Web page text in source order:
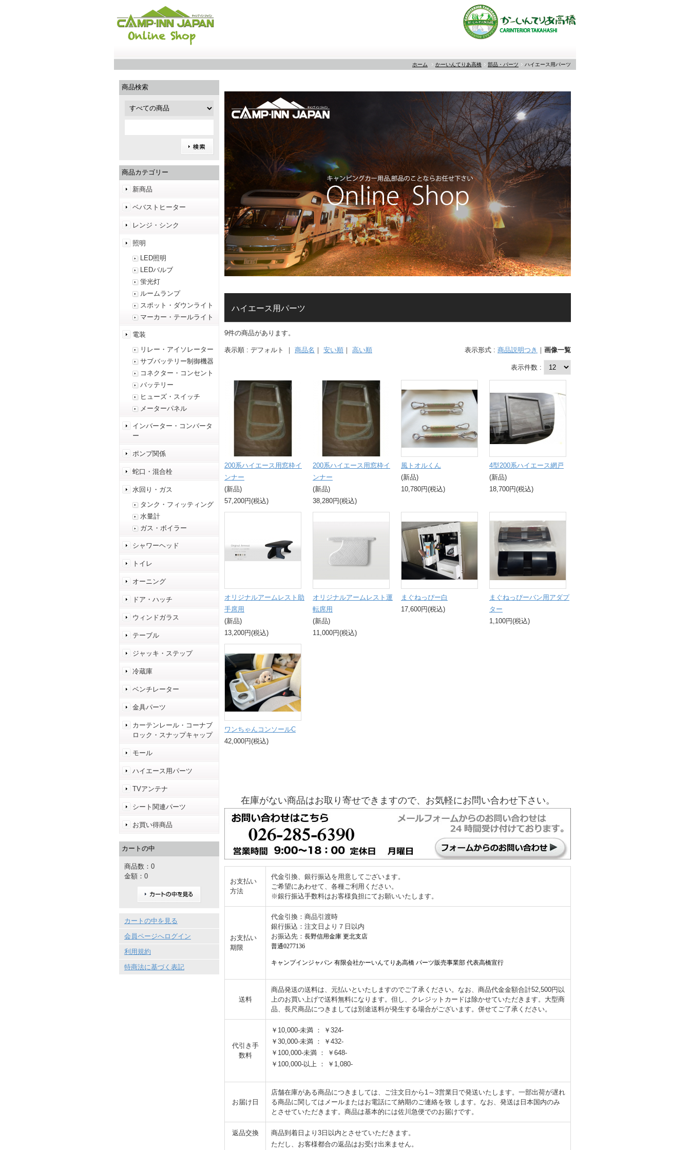
ホーム かーいんてりあ高橋 部品・パーツ ハイエース用パーツ
ハイエース用パーツ
9件の商品があります。
表示順 : デフォルト ｜ 商品名 ｜ 安い順 ｜ 高い順 表示形式 : 商品説明つき ｜ 画像一覧
表示件数 :
200系ハイエース用窓枠イ
ンナー
(新品)
57,200円(税込)
200系ハイエース用窓枠イ
ンナー
(新品)
38,280円(税込)
風トオルくん
(新品)
10,780円(税込)
4型200系ハイエース網戸
(新品)
18,700円(税込)
オリジナルアームレスト助
手席用
(新品)
13,200円(税込)
オリジナルアームレスト運
転席用
(新品)
11,000円(税込)
まぐねっぴー白
17,600円(税込)
まぐねっぴーバン用アダプ
ター
1,100円(税込)
ワンちゃんコンソールC
42,000円(税込)
在庫がない商品はお取り寄せできますので、お気軽にお問い合わせ下さい。
お支払い
方法
代金引換、銀行振込を用意してございます。
ご希望にあわせて、各種ご利用ください。
※銀行振込手数料はお客様負担にてお願いいたします。
お支払い
期限
代金引換：商品引渡時
銀行振込：注文日より７日以内
お振込先： 長野信用金庫 更北支店
普通0277136
キャンプインジャパン 有限会社かーいんてりあ高橋 パーツ販売事業部 代表高橋宣行
送料
商品発送の送料は、元払いといたしますのでご了承ください。なお、商品代金金額合計52,500円以
上のお買い上げで送料無料になります。但し、クレジットカードは除かせていただきます。大型商
品、長尺商品につきましては別途送料が発生する場合がございます。併せてご了承ください。
代引き手
数料
￥10,000-未満 ： ￥324-
￥30,000-未満 ： ￥432-
￥100,000-未満 ： ￥648-
￥100,000-以上 ： ￥1,080-
お届け日
店舗在庫がある商品につきましては、ご注文日から1～3営業日で発送いたします。一部出荷が遅れ
る商品に関してはメールまたはお電話にて納期のご連絡を致 します。なお、発送は日本国内のみ
とさせていただきます。商品は基本的には佐川急便でのお届けです。
返品交換
商品到着日より3日以内とさせていただきます。
ただし、お客様都合の返品はお受け出来ません。
商品検索
商品カテゴリー
新商品
ベバストヒーター
レンジ・シンク
照明
LED照明
LEDバルブ
蛍光灯
ルームランプ
スポット・ダウンライト
マーカー・テールライト
電装
リレー・アイソレーター
サブバッテリー制御機器
コネクター・コンセント
バッテリー
ヒューズ・スイッチ
メーターパネル
インバーター・コンバータ
ー
ポンプ関係
蛇口・混合栓
水回り・ガス
タンク・フィッティング
水量計
ガス・ボイラー
シャワーヘッド
トイレ
オーニング
ドア・ハッチ
ウィンドガラス
テーブル
ジャッキ・ステップ
冷蔵庫
ベンチレーター
金具パーツ
カーテンレール・コーナブ
ロック・スナップキャップ
モール
ハイエース用パーツ
TVアンテナ
シート関連パーツ
お買い得商品
カートの中
商品数：0
金額：0
カートの中を見る
会員ページへログイン
利用規約
特商法に基づく表記